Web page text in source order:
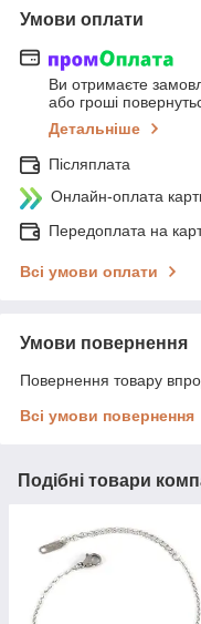
Умови оплати
Ви отримаєте
або гроші
Детальніше
Післяплата
Онлайн-оплата
Передоплата на
Всі умови оплати
Умови повернення
Повернення товару
Всі умови повернення
Подібні товари